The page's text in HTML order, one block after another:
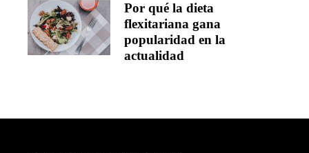
Por qué la dieta
flexitariana gana
popularidad en la
actualidad